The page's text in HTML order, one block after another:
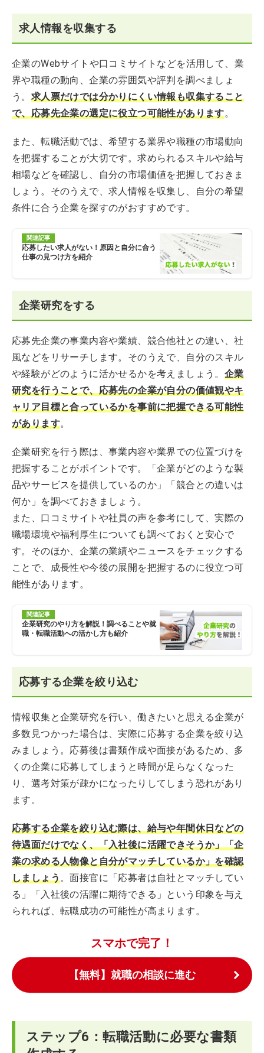
求人情報を収集する
企業のWebサイトや口コミサイトなどを活用して、業
界や職種の動向、企業の雰囲気や評判を調べましょ
う。 求人票だけでは分かりにくい情報も収集すること
で、応募先企業の選定に役立つ可能性があります。
また、転職活動では、希望する業界や職種の市場動向
を把握することが大切です。求められるスキルや給与
相場などを確認し、自分の市場価値を把握しておきま
しょう。そのうえで、求人情報を収集し、自分の希望
条件に合う企業を探すのがおすすめです。
関連記事
応募したい求人がない！原因と自分に合う
仕事の見つけ方を紹介
企業研究をする
応募先企業の事業内容や業績、競合他社との違い、社
風などをリサーチします。そのうえで、自分のスキル
や経験がどのように活かせるかを考えましょう。 企業
研究を行うことで、応募先の企業が自分の価値観やキ
ャリア目標と合っているかを事前に把握できる可能性
があります。
企業研究を行う際は、事業内容や業界での位置づけを
把握することがポイントです。「企業がどのような製
品やサービスを提供しているのか」「競合との違いは
何か」を調べておきましょう。
また、口コミサイトや社員の声を参考にして、実際の
職場環境や福利厚生についても調べておくと安心で
す。そのほか、企業の業績やニュースをチェックする
ことで、成長性や今後の展開を把握するのに役立つ可
能性があります。
関連記事
企業研究のやり方を解説！調べることや就
職・転職活動への活かし方も紹介
応募する企業を絞り込む
情報収集と企業研究を行い、働きたいと思える企業が
多数見つかった場合は、実際に応募する企業を絞り込
みましょう。応募後は書類作成や面接があるため、多
くの企業に応募してしまうと時間が足らなくなった
り、選考対策が疎かになったりしてしまう恐れがあり
ます。
応募する企業を絞り込む際は、給与や年間休日などの
待遇面だけでなく、「入社後に活躍できそうか」「企
業の求める人物像と自分がマッチしているか」を確認
しましょう。面接官に「応募者は自社とマッチしてい
る」「入社後の活躍に期待できる」という印象を与え
られれば、転職成功の可能性が高まります。
スマホで完了！
【無料】就職の相談に進む
ステップ6：転職活動に必要な書類